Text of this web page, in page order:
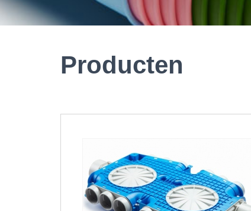
Producten